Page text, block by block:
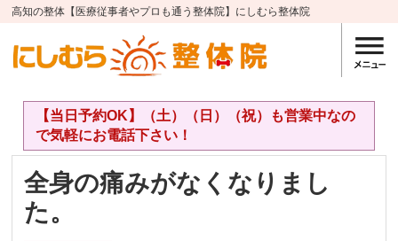
高知の整体【医療従事者やプロも通う整体院】にしむら整体院
【当日予約OK】（土）（日）（祝）も営業中なの
で気軽にお電話下さい！
全身の痛みがなくなりまし
た。